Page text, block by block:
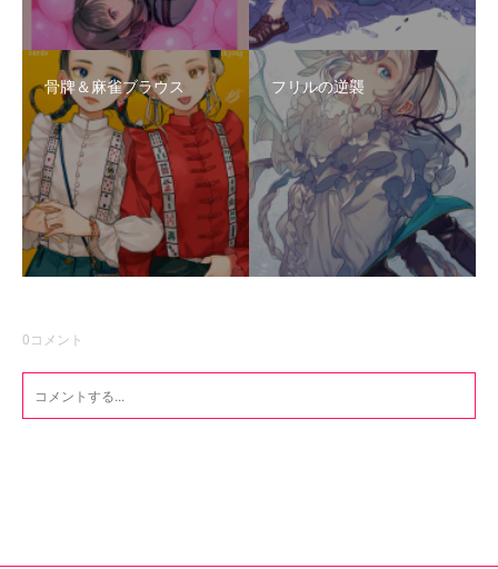
骨牌＆麻雀ブラウス フリルの逆襲
0コメント